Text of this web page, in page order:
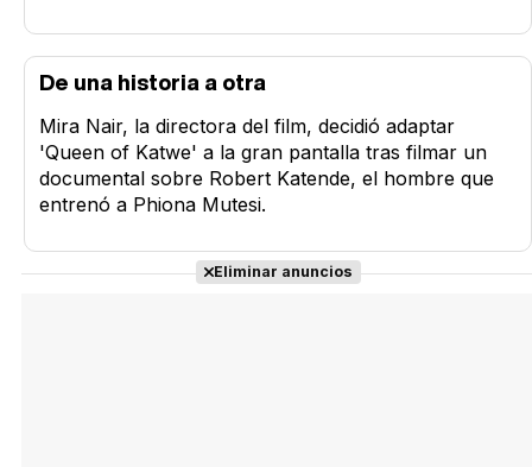
Tráiler en español 'Outcome' (2026)
De una historia a otra
Mira Nair, la directora del film, decidió adaptar
'Queen of Katwe' a la gran pantalla tras filmar un
documental sobre Robert Katende, el hombre que
entrenó a Phiona Mutesi.
Eliminar anuncios